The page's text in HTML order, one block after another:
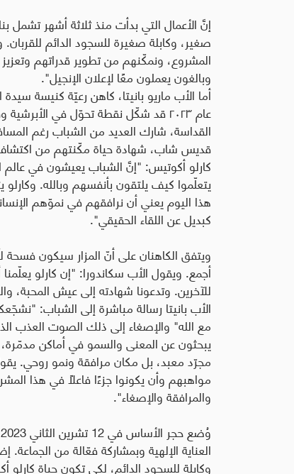
إنَّ الأعمال التي بدأت منذ ثلاثة أشهر تشمل
صغير، وكابلة صغيرة للسجود الدائم
المشروع، ونمكّنهم من تطوير قدراتهم وتعزيز
وبالغون يعملون معًا لإعلان الإنجيل".
أما الأب ماريو بانيتا، كاهن رعيّة كنيسة
عام ٢٠٢٣ قد شكّل نقطة تحوّل في
القداسة، شارك العديد من الشباب رغم
قديس شاب، شهادة حياة مكّنتهم من اكتشاف
كارلو أكوتيس: "إنَّ الشباب يعيشون في عالم
يتعلّموا كيف يلتقون بأنفسهم وبالله.
هذا اليوم يعني أن نرافقهم في نموّهم
كبديل عن اللقاء الحقيقي".
ويتفق الكاهنان على أنّ المزار سيكون فسحة
أجمع. ويقول الأب سكاندورا: "إن كارلو
للآخرين. وتدعونا شهادته إلى عيش المحبة،
الأب بانيتا رسالة مباشرة إلى الشباب:
مع الله" والإصغاء إلى ذلك الصوت العذب
يبحثون عن المعنى والسمو في أماكن مدمّرة،
مجرّد معبد، بل مكان مرافقة ونمو روحي.
مواهبهم وأن يكونوا جزءًا فاعلًا في هذا
والمرافقة والإصغاء".
العناية الإلهية وبمشاركة فعّالة من
وكابلة للسجود الدائم، لكي تكون حياة